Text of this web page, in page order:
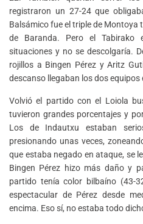
registraron un 27-24 que
Balsámico fue el triple de Montoya
de Baranda. Pero el Tabirako
situaciones y no se descolgaría.
rojillos a Bingen Pérez y Aritz
descanso llegaban los dos equipos
Volvió el partido con el Loiola
tuvieron grandes porcentajes y
Los de Indautxu estaban
presionando unas veces,
que estaba negado en ataque, se
Bingen Pérez hizo más daño y
partido tenía color bilbaíno (43-
espectacular de Pérez desde
encima. Eso sí, no estaba todo